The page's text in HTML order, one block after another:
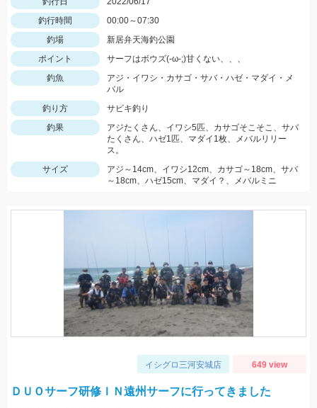
釣行時間
00:00～07:30
釣場
新居弁天海釣公園
ポイント
サーフはボウズ(-ω-;)甘くない、、、
釣魚
アジ・イワシ・カサゴ・サバ・ハゼ・マダイ・メ
バル
釣り方
サビキ釣り
釣果
アジたくさん、イワシ5匹、カサゴそこそこ、サバ
たくさん、ハゼ1匹、マダイ1枚、メバルリリー
ス。
サイズ
アジ～14cm、イワシ12cm、カサゴ～18cm、サバ
～18cm、ハゼ15cm、マダイ？、メバルミニ
イシグロ三河安城店 649 view
ＤＵＯサーフ研修ＩＮ遠州サーフに行ってきました